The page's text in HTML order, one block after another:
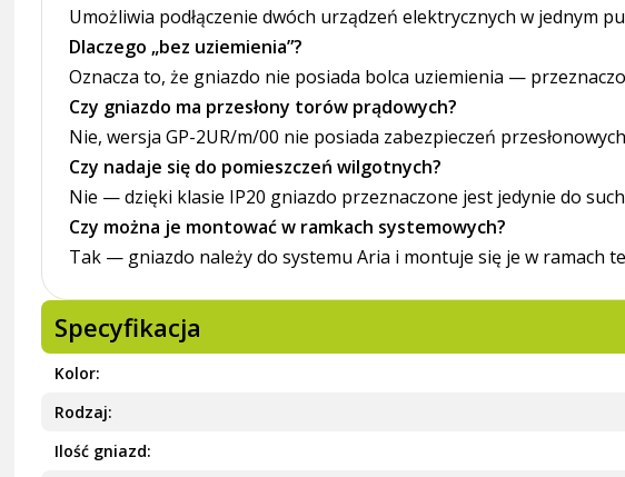
Umożliwia podłączenie dwóch urządzeń elektrycznych w jednym
Dlaczego „bez uziemienia”?
Oznacza to, że gniazdo nie posiada bolca uziemienia —
Czy gniazdo ma przesłony torów prądowych?
Nie, wersja GP-2UR/m/00 nie posiada zabezpieczeń
Czy nadaje się do pomieszczeń wilgotnych?
Nie — dzięki klasie IP20 gniazdo przeznaczone jest jedynie do
Czy można je montować w ramkach systemowych?
Tak — gniazdo należy do systemu Aria i montuje się je w ramach
Specyfikacja
Kolor
Rodzaj
Ilość gniazd